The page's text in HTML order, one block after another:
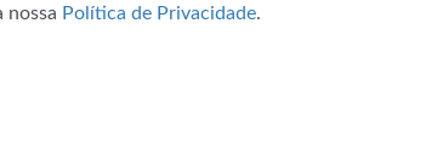
nossa Política de Privacidade.